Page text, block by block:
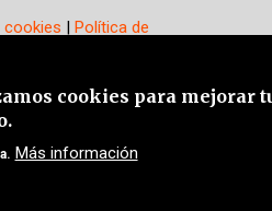
cookies |Política de
cookies para mejorar
Más información